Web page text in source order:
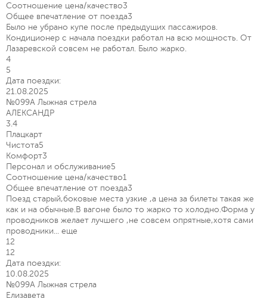
Соотношение цена/качество3
Общее впечатление от поезда3
Было не убрано купе после предыдущих пассажиров.
Кондиционер с начала поездки работал на всю мощность. От
Лазаревской совсем не работал. Было жарко.
4
5
Дата поездки:
21.08.2025
№099А Лыжная стрела
АЛЕКСАНДР
3.4
Плацкарт
Чистота5
Комфорт3
Персонал и обслуживание5
Соотношение цена/качество1
Общее впечатление от поезда3
Поезд старый,боковые места узкие ,а цена за билеты такая же
как и на обычные.В вагоне было то жарко то холодно.Форма у
проводников желает лучшего ,не совсем опрятные,хотя сами
проводники... еще
12
12
Дата поездки:
10.08.2025
№099А Лыжная стрела
Елизавета